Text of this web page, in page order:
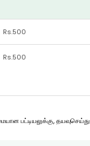
Rs.500
Rs.500
பட்டியலுக்கு, தயவுசெய்து